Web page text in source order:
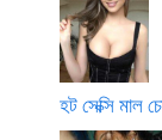
হট সেক্সি মাল